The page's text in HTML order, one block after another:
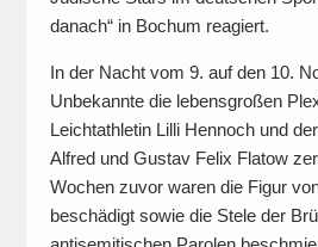
danach“ in Bochum reagiert.
In der Nacht vom 9. auf den 10.
Unbekannte die lebensgroßen
Leichtathletin Lilli Hennoch und
Alfred und Gustav Felix Flatow
Wochen zuvor waren die Figur
beschädigt sowie die Stele der